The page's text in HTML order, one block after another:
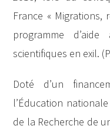
France « Migrations,
programme
scientifiques en exil.
Doté d’un
l’Éducation
de la Recherche de